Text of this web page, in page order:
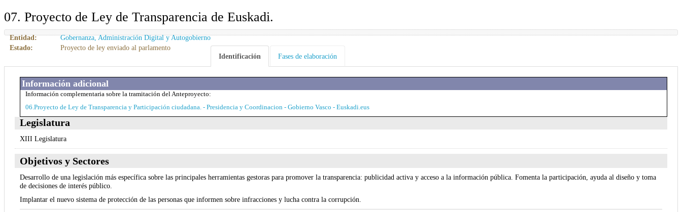
07. Proyecto de Ley de Transparencia de Euskadi.
Entidad:
Gobernanza, Administración Digital y Autogobierno
Estado:
Proyecto de ley enviado al parlamento
Identificación
Fases de elaboración
Información adicional
Información complementaria sobre la tramitación del Anteproyecto:
06.Proyecto de Ley de Transparencia y Participación ciudadana. - Presidencia y Coordinacion - Gobierno Vasco - Euskadi.eus
Legislatura
XIII Legislatura
Objetivos y Sectores
Desarrollo de una legislación más específica sobre las principales herramientas gestoras para promover la transparencia: publicidad activa y acceso a la información pública. Fomenta la participación, ayuda al diseño y toma
de decisiones de interés público.
Implantar el nuevo sistema de protección de las personas que informen sobre infracciones y lucha contra la corrupción.